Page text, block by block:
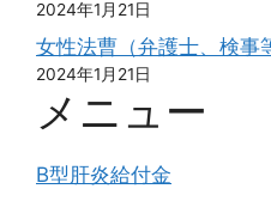
2024年1月21日
女性法曹（弁護士、検事
2024年1月21日
メニュー
B型肝炎給付金